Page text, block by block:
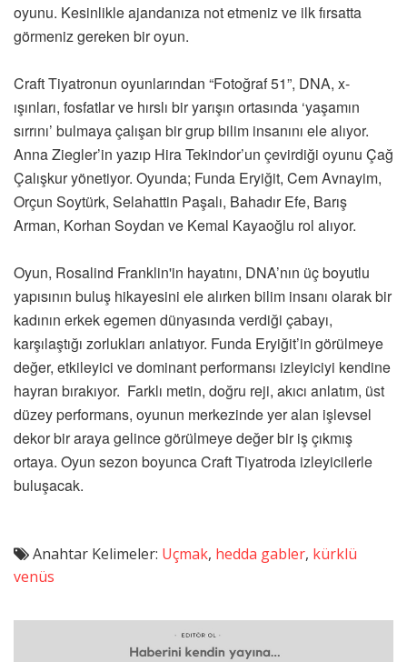
oyunu. Kesinlikle ajandanıza not etmeniz ve ilk fırsatta
görmeniz gereken bir oyun.
Craft Tiyatronun oyunlarından “Fotoğraf 51”, DNA, x-
ışınları, fosfatlar ve hırslı bir yarışın ortasında ‘yaşamın
sırrını’ bulmaya çalışan bir grup bilim insanını ele alıyor.
Anna Ziegler’in yazıp Hira Tekindor’un çevirdiği oyunu Çağ
Çalışkur yönetiyor. Oyunda; Funda Eryiğit, Cem Avnayim,
Orçun Soytürk, Selahattin Paşalı, Bahadır Efe, Barış
Arman, Korhan Soydan ve Kemal Kayaoğlu rol alıyor.
Oyun, Rosalind Franklin'in hayatını, DNA’nın üç boyutlu
yapısının buluş hikayesini ele alırken bilim insanı olarak bir
kadının erkek egemen dünyasında verdiği çabayı,
karşılaştığı zorlukları anlatıyor. Funda Eryiğit’in görülmeye
değer, etkileyici ve dominant performansı izleyiciyi kendine
hayran bırakıyor. Farklı metin, doğru reji, akıcı anlatım, üst
düzey performans, oyunun merkezinde yer alan işlevsel
dekor bir araya gelince görülmeye değer bir iş çıkmış
ortaya. Oyun sezon boyunca Craft Tiyatroda izleyicilerle
buluşacak.
Anahtar Kelimeler: Uçmak, hedda gabler, kürklü
venüs